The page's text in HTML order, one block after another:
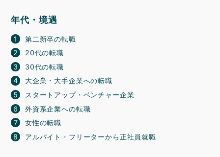
年代・境遇
第二新卒の転職
20代の転職
30代の転職
大企業・大手企業への転職
スタートアップ・ベンチャー企業
外資系企業への転職
女性の転職
アルバイト・フリーターから正社員就職